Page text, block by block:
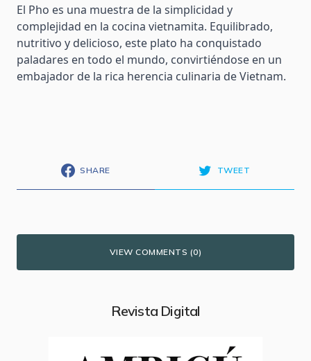
El Pho es una muestra de la simplicidad y
complejidad en la cocina vietnamita. Equilibrado,
nutritivo y delicioso, este plato ha conquistado
paladares en todo el mundo, convirtiéndose en un
embajador de la rica herencia culinaria de Vietnam.
SHARE TWEET
VIEW COMMENTS (0)
Revista Digital